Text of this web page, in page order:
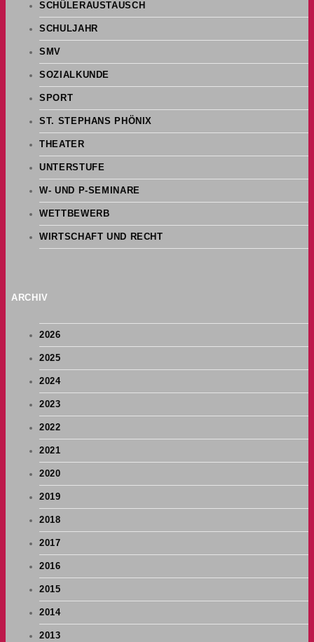
SCHÜLERAUSTAUSCH
SCHULJAHR
SMV
SOZIALKUNDE
SPORT
ST. STEPHANS PHÖNIX
THEATER
UNTERSTUFE
W- UND P-SEMINARE
WETTBEWERB
WIRTSCHAFT UND RECHT
ARCHIV
2026
2025
2024
2023
2022
2021
2020
2019
2018
2017
2016
2015
2014
2013